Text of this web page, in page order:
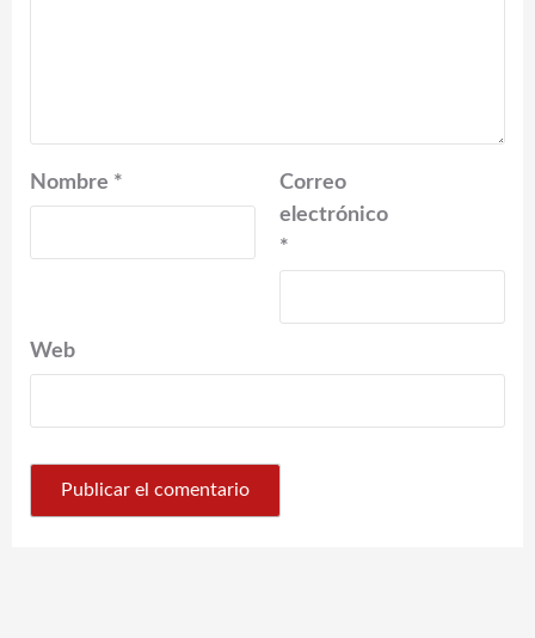
Nombre *
Correo
electrónico
*
Web